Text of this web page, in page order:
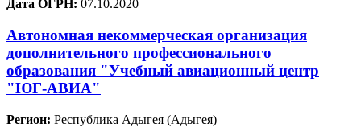
Дата ОГРН: 07.10.2020
Автономная некоммерческая организация
дополнительного профессионального
образования "Учебный авиационный центр
"ЮГ-АВИА"
Регион: Республика Адыгея (Адыгея)